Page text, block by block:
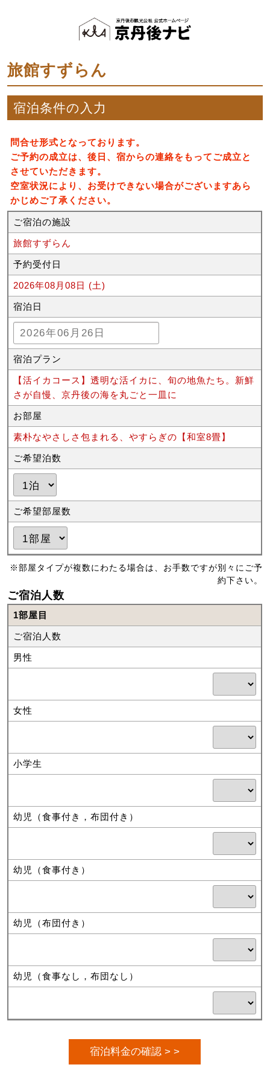
旅館すずらん
宿泊条件の入力
問合せ形式となっております。
ご予約の成立は、後日、宿からの連絡をもってご成立と
させていただきます。
空室状況により、お受けできない場合がございますあら
かじめご了承ください。
ご宿泊の施設
旅館すずらん
予約受付日
2026年08月08日 (土)
宿泊日
宿泊プラン
【活イカコース】透明な活イカに、旬の地魚たち。新鮮
さが自慢、京丹後の海を丸ごと一皿に
お部屋
素朴なやさしさ包まれる、やすらぎの【和室8畳】
ご希望泊数
ご希望部屋数
※部屋タイプが複数にわたる場合は、お手数ですが別々にご予
約下さい。
ご宿泊人数
1部屋目
ご宿泊人数
男性
女性
小学生
幼児（食事付き，布団付き）
幼児（食事付き）
幼児（布団付き）
幼児（食事なし，布団なし）
宿泊料金の確認 > >